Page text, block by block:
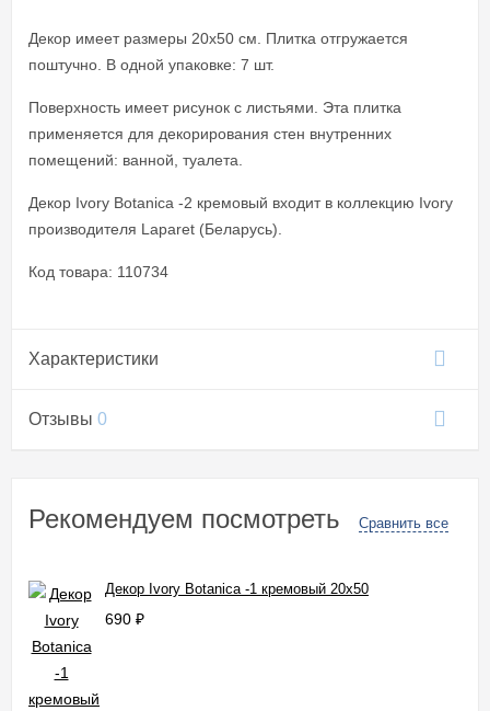
Декор имеет размеры 20x50 см. Плитка отгружается
поштучно. В одной упаковке: 7 шт.
Поверхность имеет рисунок с листьями. Эта плитка
применяется для декорирования стен внутренних
помещений: ванной, туалета.
Декор Ivory Botanica -2 кремовый входит в коллекцию Ivory
производителя Laparet (Беларусь).
Код товара: 110734
Характеристики
Отзывы 0
Рекомендуем посмотреть Сравнить все
Декор Ivory Botanica -1 кремовый 20x50
690 ₽